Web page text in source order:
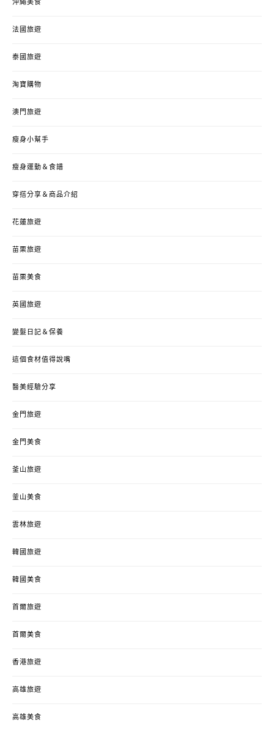
沖繩美食
法國旅遊
泰國旅遊
淘寶購物
澳門旅遊
瘦身小幫手
瘦身運動＆食譜
穿搭分享＆商品介紹
花蓮旅遊
苗栗旅遊
苗栗美食
英國旅遊
變髮日記＆保養
這個食材值得說嘴
醫美經驗分享
金門旅遊
金門美食
釜山旅遊
釜山美食
雲林旅遊
韓國旅遊
韓國美食
首爾旅遊
首爾美食
香港旅遊
高雄旅遊
高雄美食